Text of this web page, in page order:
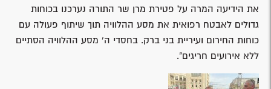
את הידיעה המרה על פטירת מרן שר התורה נערכנו בכוחות
גדולים לאבטח רפואית את מסע ההלוויה תוך שיתוף פעולה עם
כוחות החירום ועיריית בני ברק. בחסדי ה' מסע ההלוויה הסתיים
ללא אירועים חריגים".